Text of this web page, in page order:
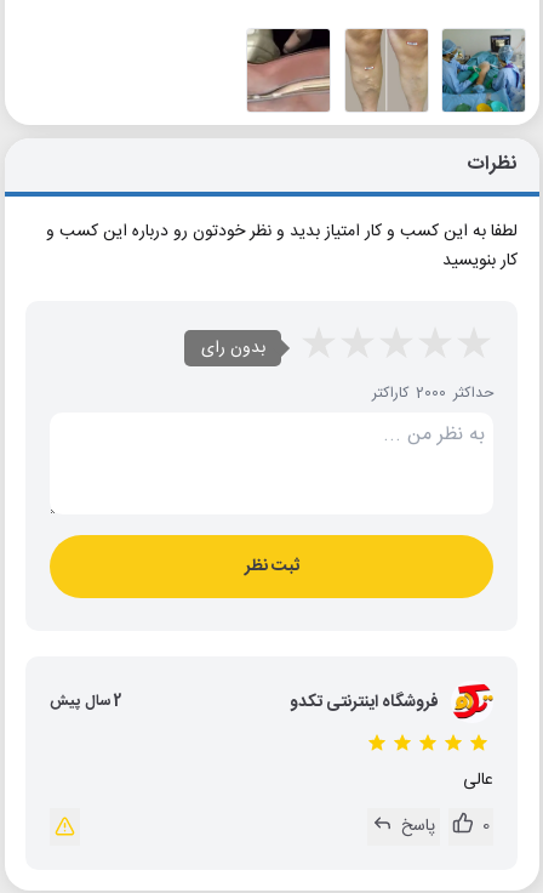
نظرات
لطفا به این کسب و کار امتیاز بدید و نظر خودتون رو درباره این کسب و
کار بنویسید
بدون رای
حداکثر 2000 کاراکتر
ثبت نظر
فروشگاه اینترنتی تکدو 2 سال پیش
عالی
0
پاسخ